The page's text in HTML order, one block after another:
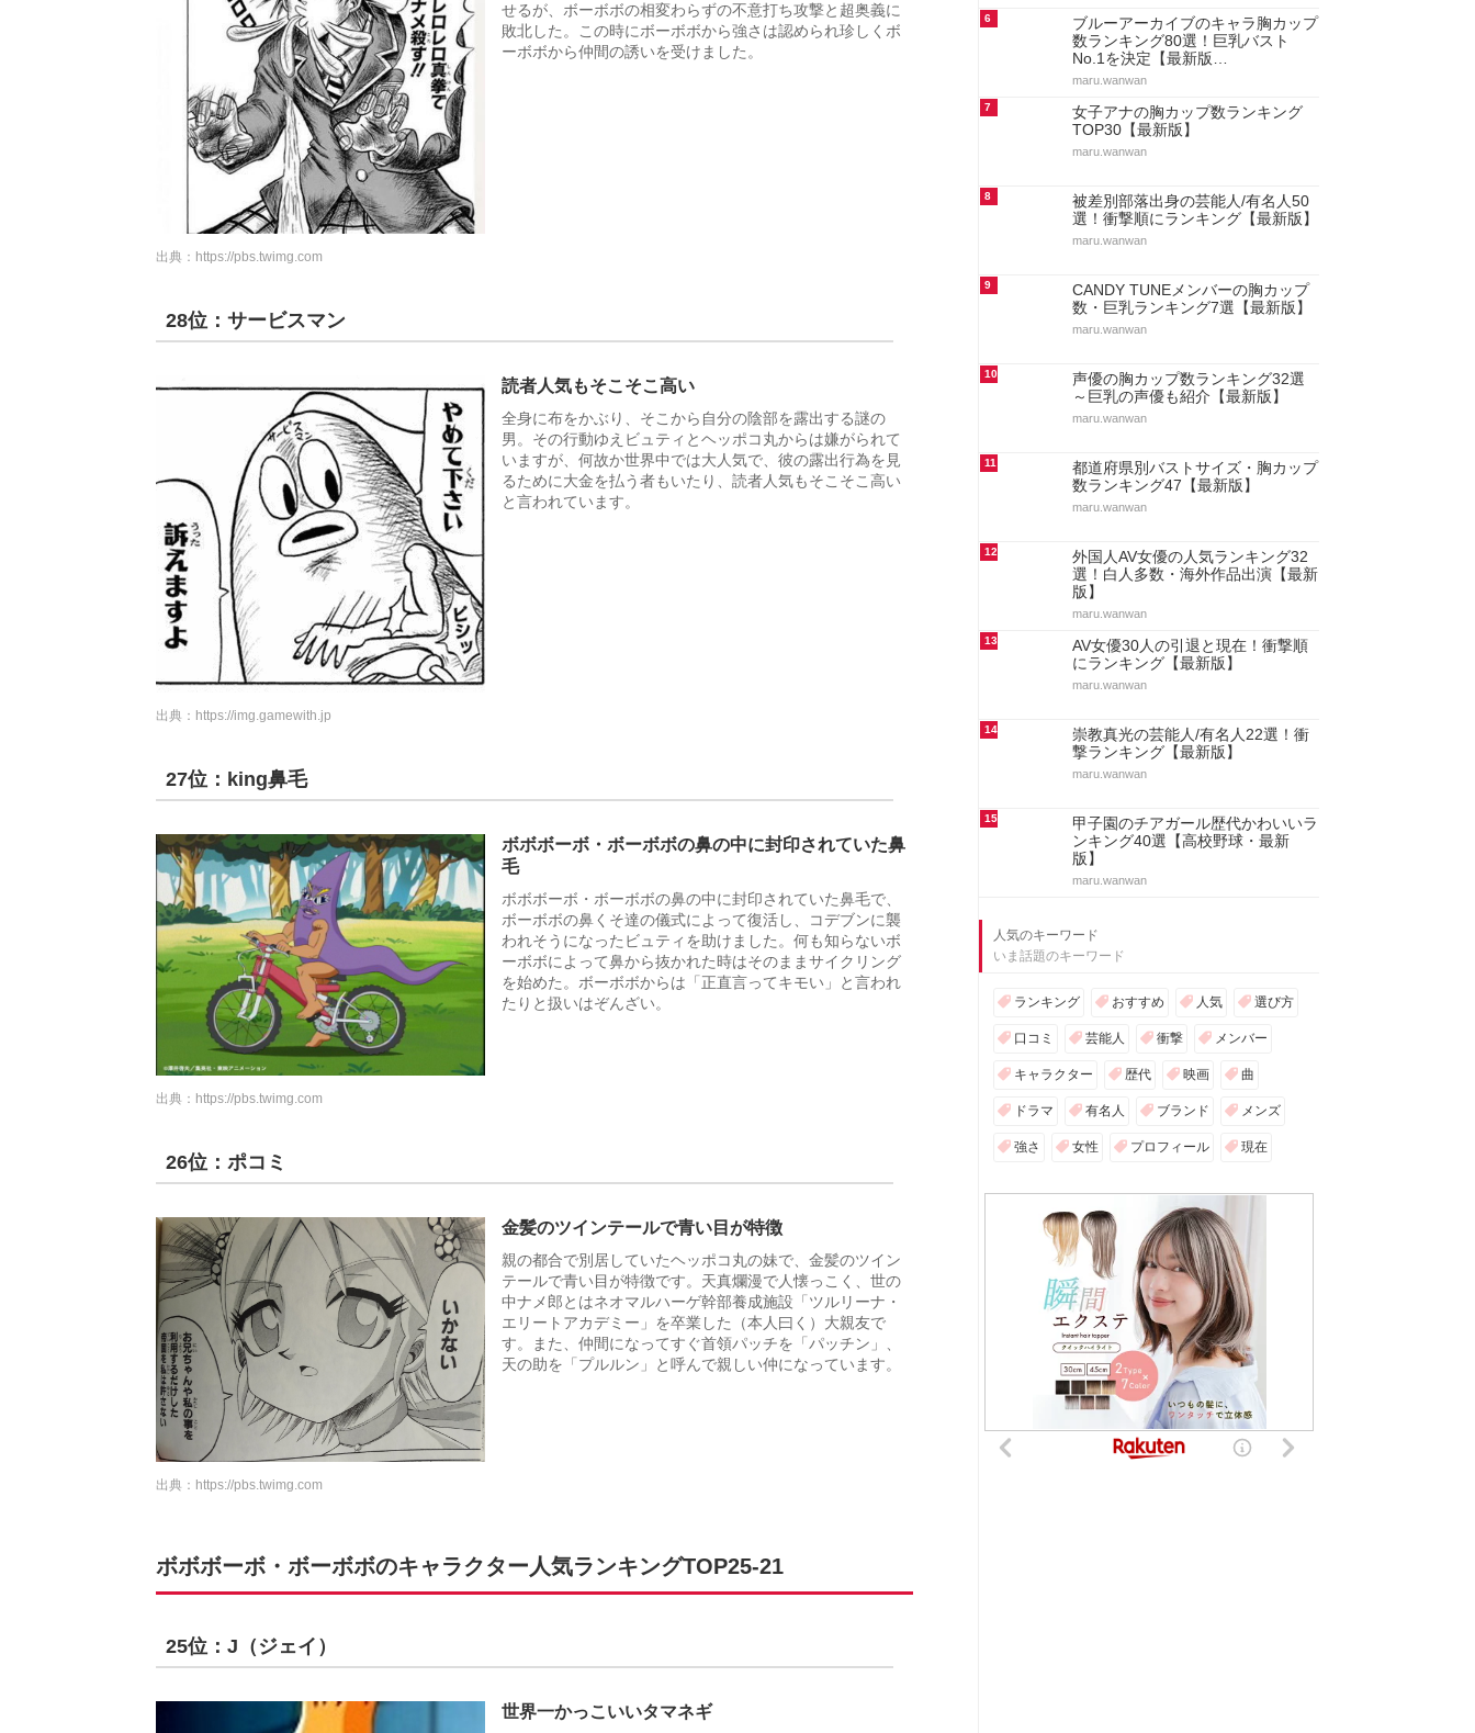
せるが、ボーボボの相変わらずの不意打ち攻撃と超奥義に
敗北した。この時にボーボボから強さは認められ珍しくボ
ーボボから仲間の誘いを受けました。
出典： https://pbs.twimg.com
28位：サービスマン
読者人気もそこそこ高い
全身に布をかぶり、そこから自分の陰部を露出する謎の
男。その行動ゆえビュティとヘッポコ丸からは嫌がられて
いますが、何故か世界中では大人気で、彼の露出行為を見
るために大金を払う者もいたり、読者人気もそこそこ高い
と言われています。
出典： https://img.gamewith.jp
27位：king鼻毛
ボボボーボ・ボーボボの鼻の中に封印されていた鼻
毛
ボボボーボ・ボーボボの鼻の中に封印されていた鼻毛で、
ボーボボの鼻くそ達の儀式によって復活し、コデブンに襲
われそうになったビュティを助けました。何も知らないボ
ーボボによって鼻から抜かれた時はそのままサイクリング
を始めた。ボーボボからは「正直言ってキモい」と言われ
たりと扱いはぞんざい。
出典： https://pbs.twimg.com
26位：ポコミ
金髪のツインテールで青い目が特徴
親の都合で別居していたヘッポコ丸の妹で、金髪のツイン
テールで青い目が特徴です。天真爛漫で人懐っこく、世の
中ナメ郎とはネオマルハーゲ幹部養成施設「ツルリーナ・
エリートアカデミー」を卒業した（本人曰く）大親友で
す。また、仲間になってすぐ首領パッチを「パッチン」、
天の助を「プルルン」と呼んで親しい仲になっています。
出典： https://pbs.twimg.com
ボボボーボ・ボーボボのキャラクター人気ランキングTOP25-21
25位：J（ジェイ）
世界一かっこいいタマネギ
6
ブルーアーカイブのキャラ胸カップ
数ランキング80選！巨乳バスト
No.1を決定【最新版…
maru.wanwan
7
女子アナの胸カップ数ランキング
TOP30【最新版】
maru.wanwan
8
被差別部落出身の芸能人/有名人50
選！衝撃順にランキング【最新版】
maru.wanwan
9
CANDY TUNEメンバーの胸カップ
数・巨乳ランキング7選【最新版】
maru.wanwan
10
声優の胸カップ数ランキング32選
～巨乳の声優も紹介【最新版】
maru.wanwan
11
都道府県別バストサイズ・胸カップ
数ランキング47【最新版】
maru.wanwan
12
外国人AV女優の人気ランキング32
選！白人多数・海外作品出演【最新
版】
maru.wanwan
13
AV女優30人の引退と現在！衝撃順
にランキング【最新版】
maru.wanwan
14
崇教真光の芸能人/有名人22選！衝
撃ランキング【最新版】
maru.wanwan
15
甲子園のチアガール歴代かわいいラ
ンキング40選【高校野球・最新
版】
maru.wanwan
人気のキーワード
いま話題のキーワード
ランキング おすすめ 人気 選び方
口コミ 芸能人 衝撃 メンバー
キャラクター 歴代 映画 曲
ドラマ 有名人 ブランド メンズ
強さ 女性 プロフィール 現在